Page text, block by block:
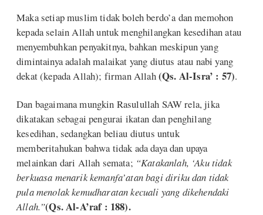
Maka setiap muslim tidak boleh berdo’a dan memohon
kepada selain Allah untuk menghilangkan kesedihan atau
menyembuhkan penyakitnya, bahkan meskipun yang
dimintainya adalah malaikat yang diutus atau nabi yang
dekat (kepada Allah); firman Allah(Qs. Al-Isra’ : 57).
Dan bagaimana mungkin Rasulullah SAW rela, jika
dikatakan sebagai pengurai ikatan dan penghilang
kesedihan, sedangkan beliau diutus untuk
memberitahukan bahwa tidak ada daya dan upaya
melainkan dari Allah semata; “Katakanlah, ‘Aku tidak
berkuasa menarik kemanfa’atan bagi diriku dan tidak
pula menolak kemudharatan kecuali yang dikehendaki
Allah.”(Qs. Al-A’raf : 188).